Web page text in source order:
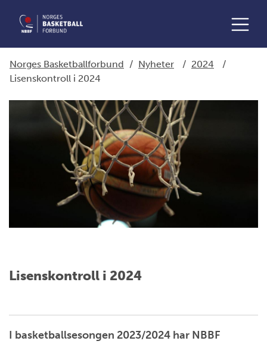
Norges Basketballforbund / Nyheter / 2024
/
Lisenskontroll i 2024
Lisenskontroll i 2024
I basketballsesongen 2023/2024 har NBBF